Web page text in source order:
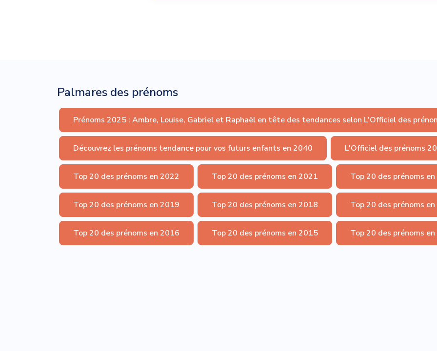
Palmares des prénoms
Prénoms 2025 : Ambre, Louise, Gabriel et Raphaël en tête des tendances selon L'Officiel des
Découvrez les prénoms tendance pour vos futurs enfants en 2040 L'Officiel des prénoms
Top 20 des prénoms en 2022 Top 20 des prénoms en 2021 Top 20 des prénoms
Top 20 des prénoms en 2019 Top 20 des prénoms en 2018 Top 20 des prénoms
Top 20 des prénoms en 2016 Top 20 des prénoms en 2015 Top 20 des prénoms